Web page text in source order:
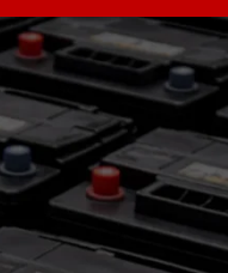
Göster 9 12